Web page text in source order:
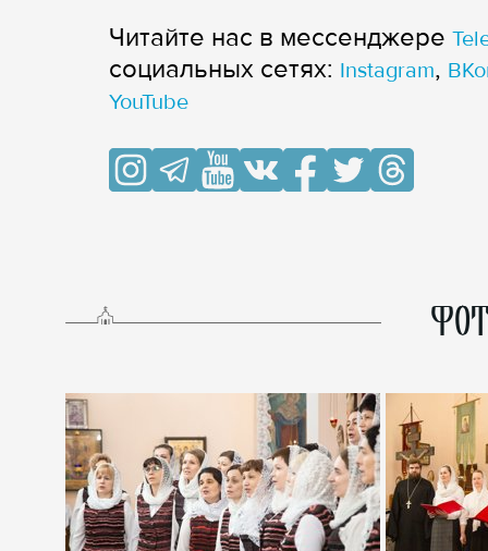
Читайте нас в мессенджере
cоциальных сетях: Instagram,
YouTube